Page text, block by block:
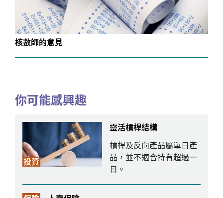
核數師的意見
你可能感興趣
投資
靈活槓桿結構
槓桿及反向產品屬單日產
品，並不適合持有超過一
日。